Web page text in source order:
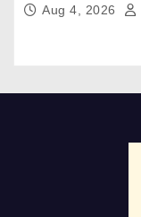
Aug 4, 2026